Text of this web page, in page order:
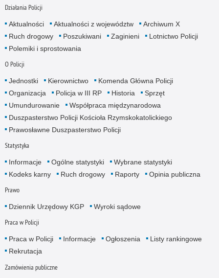
Działania Policji
Aktualności Aktualności z województw
Archiwum X
Ruch drogowy
Poszukiwani Zaginieni
Lotnictwo Policji
Polemiki i sprostowania
O Policji
Jednostki Kierownictwo
Komenda Główna Policji
Organizacja
Policja w III RP Historia
Sprzęt
Umundurowanie
Współpraca międzynarodowa
Duszpasterstwo Policji Kościoła Rzymskokatolickiego
Prawosławne Duszpasterstwo Policji
Statystyka
Informacje Ogólne statystyki
Wybrane statystyki
Kodeks karny
Ruch drogowy Raporty Opinia publiczna
Prawo
Dziennik Urzędowy KGP Wyroki sądowe
Praca w Policji
Praca w Policji Informacje Ogłoszenia
Listy rankingowe
Rekrutacja
Zamówienia publiczne